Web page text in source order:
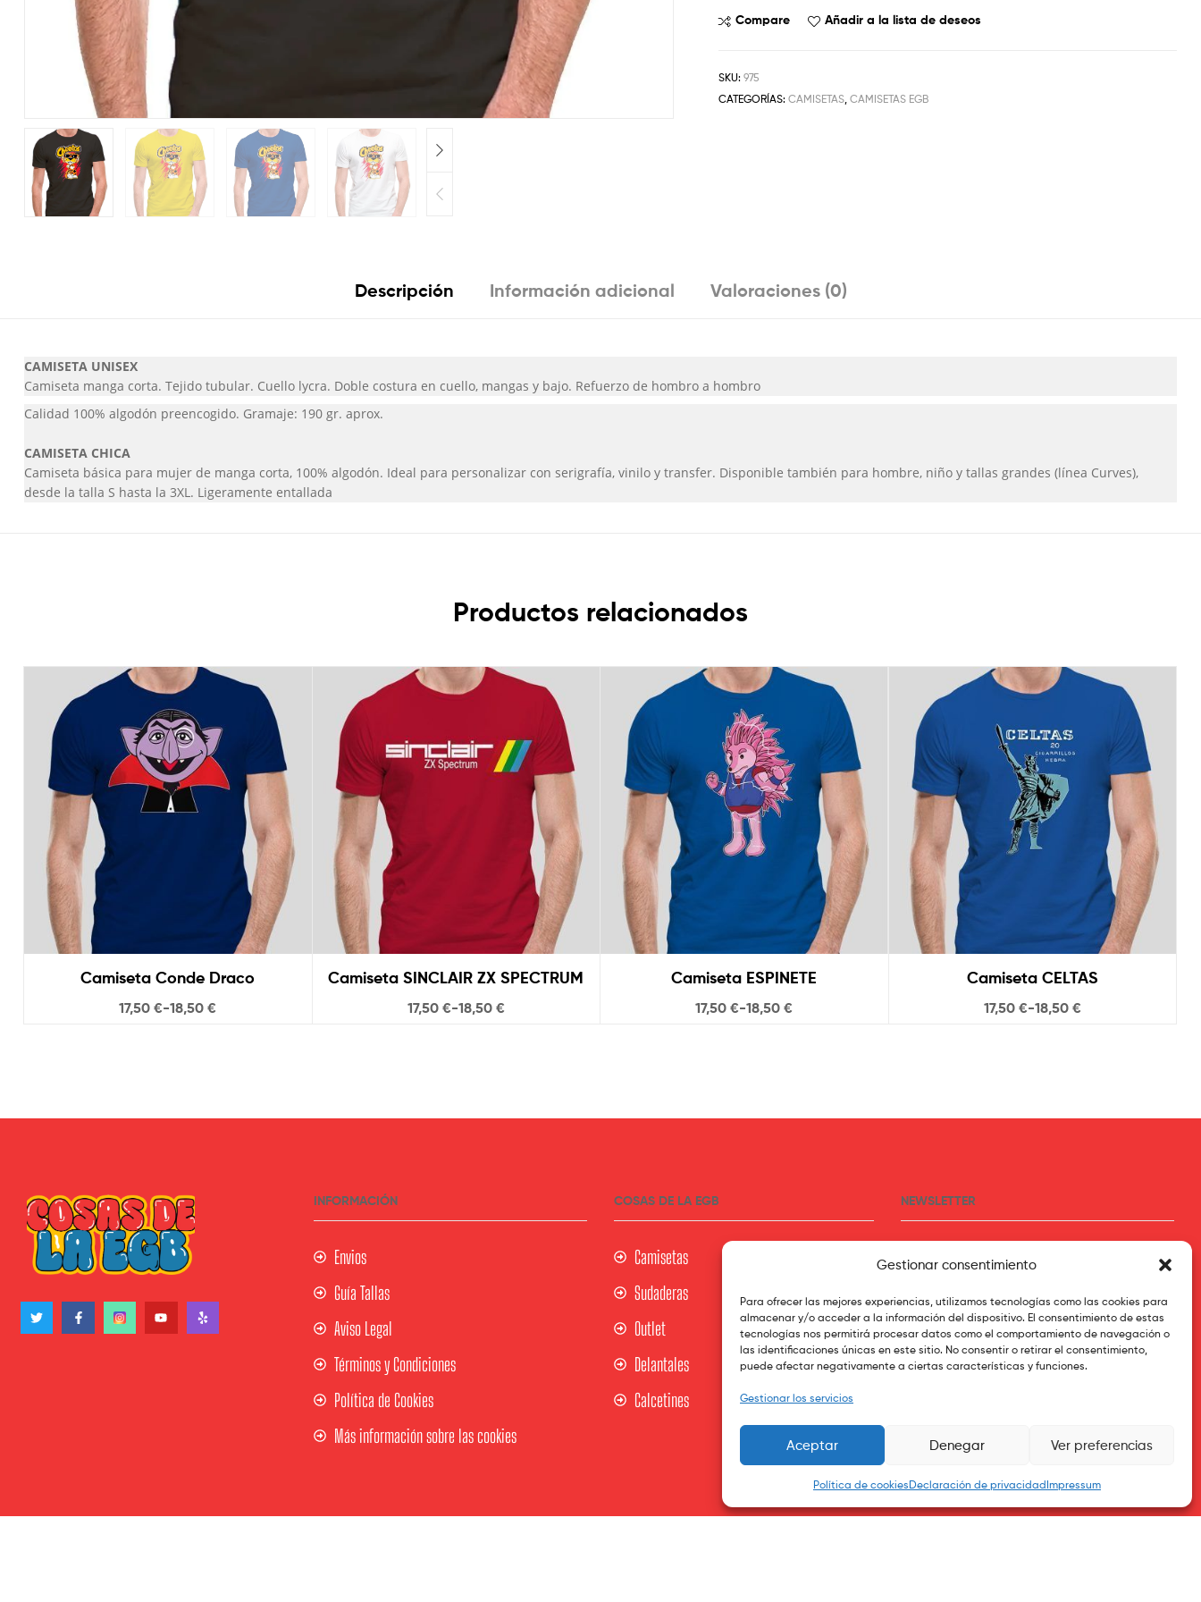
Gestionar consentimiento
Para ofrecer las mejores experiencias, utilizamos tecnologías como las cookies para
almacenar y/o acceder a la información del dispositivo. El consentimiento de estas
tecnologías nos permitirá procesar datos como el comportamiento de navegación o
las identificaciones únicas en este sitio. No consentir o retirar el consentimiento,
puede afectar negativamente a ciertas características y funciones.
Gestionar los servicios
Aceptar Denegar Ver preferencias
Política de cookiesDeclaración de privacidadImpressum
Compare Añadir a la lista de deseos
SKU:975
CATEGORÍAS:CAMISETAS,CAMISETAS EGB
Descripción Información adicional Valoraciones (0)
CAMISETA UNISEX
Camiseta manga corta. Tejido tubular. Cuello lycra. Doble costura en cuello, mangas y bajo. Refuerzo de hombro a hombro
Calidad 100% algodón preencogido. Gramaje: 190 gr. aprox.
CAMISETA CHICA
Camiseta básica para mujer de manga corta, 100% algodón. Ideal para personalizar con serigrafía, vinilo y transfer. Disponible también para hombre, niño y tallas grandes (línea Curves),
desde la talla S hasta la 3XL. Ligeramente entallada
Productos relacionados
Camiseta Conde Draco
17,50€-18,50€
Camiseta SINCLAIR ZX SPECTRUM
17,50 €-18,50 €
Camiseta ESPINETE
17,50€-18,50€
Camiseta CELTAS
17,50 €-18,50 €
INFORMACIÓN
Envios
Guía Tallas
Aviso Legal
Términos y Condiciones
Política de Cookies
Más información sobre las cookies
COSAS DE LA EGB
Camisetas
Sudaderas
Outlet
Delantales
Calcetines
NEWSLETTER
Suscríbete para recibir las últimas novedades
Tu Mail